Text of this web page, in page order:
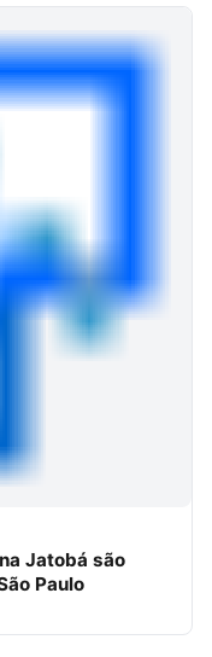
Jatobá são
Paulo